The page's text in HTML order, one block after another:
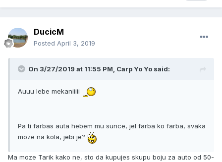
DucicM
Posted April 3, 2019
On 3/27/2019 at 11:55 PM, Carp Yo Yo said:
Auuu lebe mekaniiiii
Pa ti farbas auta hebem mu sunce, jel farba ko farba, svaka
moze na kola, jebi je?
Ma moze Tarik kako ne, sto da kupujes skupu boju za auto od 50-